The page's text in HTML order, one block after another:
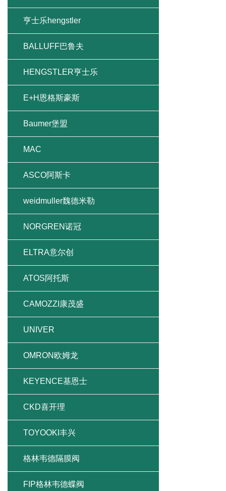
亨士乐hengstler
BALLUFF巴鲁夫
HENGSTLER亨士乐
E+H恩格斯豪斯
Baumer堡盟
MAC
ASCO阿斯卡
weidmuller魏德米勒
NORGREN诺冠
ELTRA意尔创
ATOS阿托斯
CAMOZZI康茂盛
UNIVER
OMRON欧姆龙
KEYENCE基恩士
CKD喜开理
TOYOOKI丰兴
格林韦德隔膜阀
FIP格林韦德蝶阀